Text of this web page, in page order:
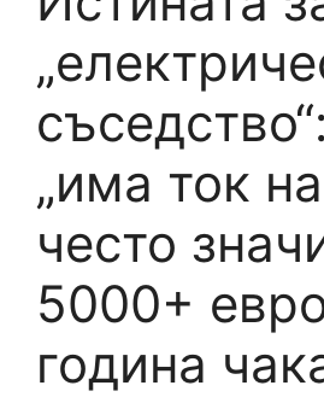
„има ток
често
5000+
година